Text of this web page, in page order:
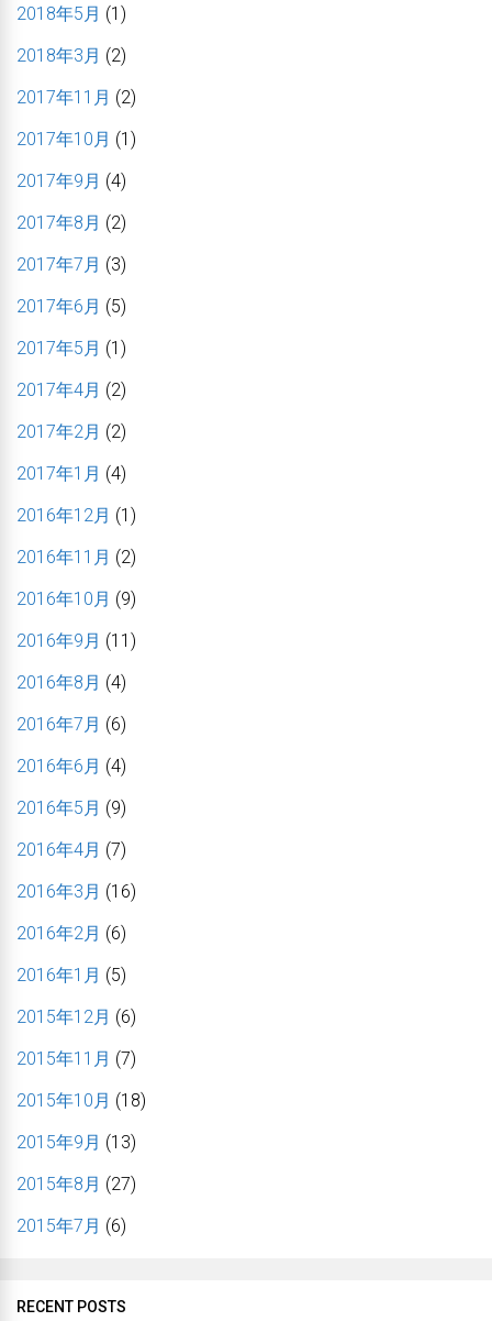
2018年5月 (1)
2018年3月 (2)
2017年11月 (2)
2017年10月 (1)
2017年9月 (4)
2017年8月 (2)
2017年7月 (3)
2017年6月 (5)
2017年5月 (1)
2017年4月 (2)
2017年2月 (2)
2017年1月 (4)
2016年12月 (1)
2016年11月 (2)
2016年10月 (9)
2016年9月 (11)
2016年8月 (4)
2016年7月 (6)
2016年6月 (4)
2016年5月 (9)
2016年4月 (7)
2016年3月 (16)
2016年2月 (6)
2016年1月 (5)
2015年12月 (6)
2015年11月 (7)
2015年10月 (18)
2015年9月 (13)
2015年8月 (27)
2015年7月 (6)
RECENT POSTS